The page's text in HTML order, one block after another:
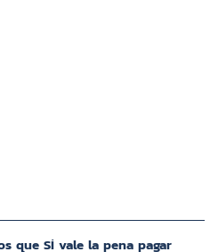
que SÍ vale la pena pagar